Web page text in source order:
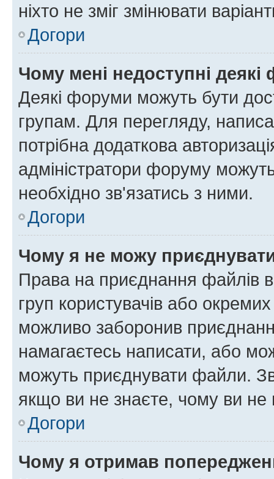
ніхто не зміг змінювати
Догори
Чому мені недоступні
Деякі форуми можуть бути
групам. Для перегляду,
потрібна додаткова
адміністратори форуму
необхідно зв'язатись з ними.
Догори
Чому я не можу
Права на приєднання файлів
груп користувачів або
можливо заборонив
намагаєтесь написати, або
можуть приєднувати файли.
якщо ви не знаєте, чому ви
Догори
Чому я отримав